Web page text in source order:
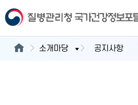
소개마당 공지사항